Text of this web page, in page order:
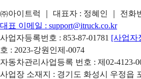
㈜아이트럭 ｜ 대표자 : 정혜인 ｜ 전화
대표 이메일 : support@itruck.co.kr
사업자등록번호 : 853-87-01781 [사업자
호 : 2023-강원인제-0074
자동차관리사업등록 번호 : 제02-4123-
사업장 소재지 : 경기도 화성시 우정읍